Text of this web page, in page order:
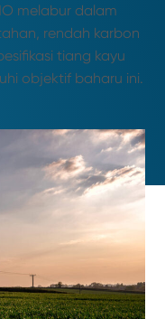
melabur dalam
rendah karbon
tiang kayu
objektif baharu ini.